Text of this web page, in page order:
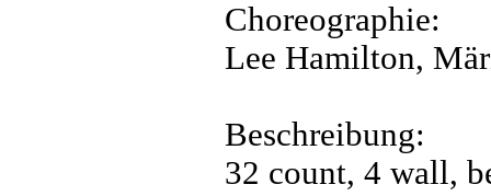
Choreographie:
Lee Hamilton,
Beschreibung:
32 count, 4 wall,